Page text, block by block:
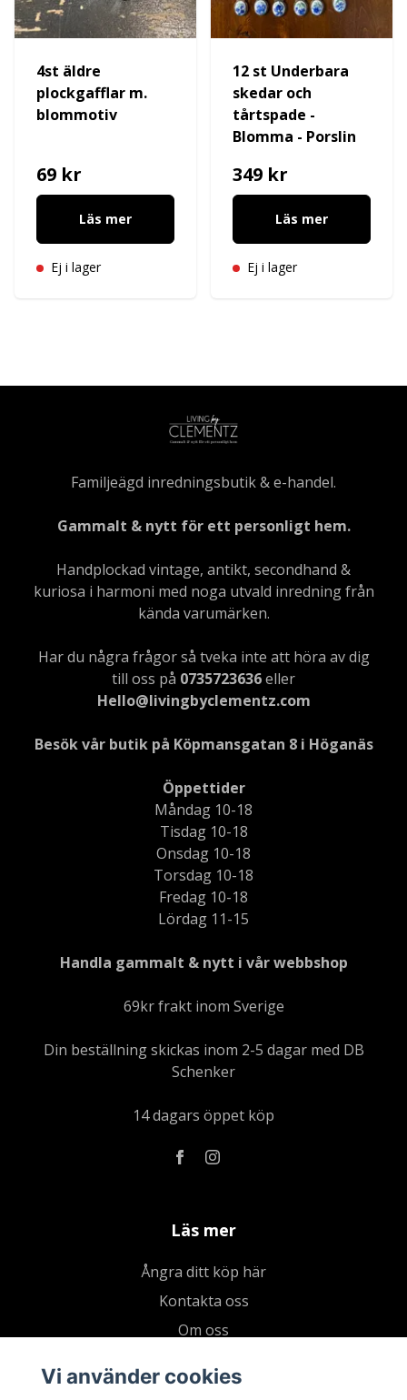
4st äldre
plockgafflar m.
blommotiv
69 kr
Läs mer
Ej i lager
12 st Underbara
skedar och
tårtspade -
Blomma - Porslin
349 kr
Läs mer
Ej i lager
Familjeägd inredningsbutik & e-handel.
Gammalt & nytt för ett personligt hem.
Handplockad vintage, antikt, secondhand &
kuriosa i harmoni med noga utvald inredning från
kända varumärken.
Har du några frågor så tveka inte att höra av dig
till oss på 0735723636eller
Hello@livingbyclementz.com
Besök vår butik på Köpmansgatan 8 i Höganäs
Öppettider
Måndag 10-18
Tisdag 10-18
Onsdag 10-18
Torsdag 10-18
Fredag 10-18
Lördag 11-15
Handla gammalt & nytt i vår webbshop
69kr frakt inom Sverige
Din beställning skickas inom 2-5 dagar med DB
Schenker
14 dagars öppet köp
Läs mer
Ångra ditt köp här
Kontakta oss
Om oss
Kundklubb
Vi använder cookies